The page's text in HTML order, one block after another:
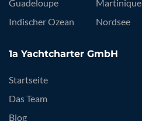
Guadeloupe
Indischer Ozean
Martinique
Nordsee
1a Yachtcharter GmbH
Startseite
Das Team
Blog